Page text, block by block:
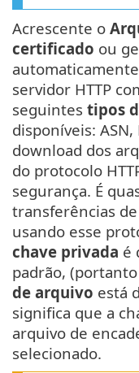
Acrescente o
certificado ou
servidor HTTP
seguintes tipos
disponíveis: ASN,
download dos
do protocolo
segurança. É
transferências
usando esse
chave privada é
padrão,
de arquivo está
significa que a
arquivo de
selecionado.